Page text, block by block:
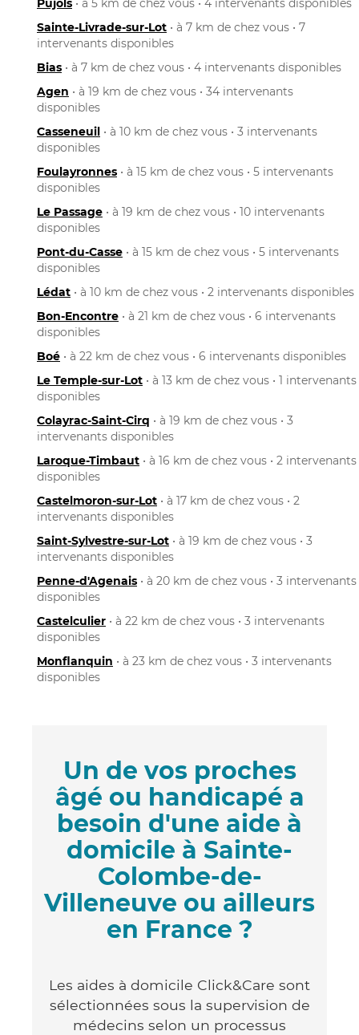
Pujols • à 5 km de chez vous • 4 intervenants disponibles
Sainte-Livrade-sur-Lot • à 7 km de chez vous • 7
intervenants disponibles
Bias • à 7 km de chez vous • 4 intervenants disponibles
Agen • à 19 km de chez vous • 34 intervenants
disponibles
Casseneuil • à 10 km de chez vous • 3 intervenants
disponibles
Foulayronnes • à 15 km de chez vous • 5 intervenants
disponibles
Le Passage • à 19 km de chez vous • 10 intervenants
disponibles
Pont-du-Casse • à 15 km de chez vous • 5 intervenants
disponibles
Lédat • à 10 km de chez vous • 2 intervenants disponibles
Bon-Encontre • à 21 km de chez vous • 6 intervenants
disponibles
Boé • à 22 km de chez vous • 6 intervenants disponibles
Le Temple-sur-Lot • à 13 km de chez vous • 1 intervenants
disponibles
Colayrac-Saint-Cirq • à 19 km de chez vous • 3
intervenants disponibles
Laroque-Timbaut • à 16 km de chez vous • 2 intervenants
disponibles
Castelmoron-sur-Lot • à 17 km de chez vous • 2
intervenants disponibles
Saint-Sylvestre-sur-Lot • à 19 km de chez vous • 3
intervenants disponibles
Penne-d'Agenais • à 20 km de chez vous • 3 intervenants
disponibles
Castelculier • à 22 km de chez vous • 3 intervenants
disponibles
Monflanquin • à 23 km de chez vous • 3 intervenants
disponibles
Un de vos proches
âgé ou handicapé a
besoin d'une aide à
domicile à Sainte-
Colombe-de-
Villeneuve ou ailleurs
en France ?
Les aides à domicile Click&Care sont
sélectionnées sous la supervision de
médecins selon un processus